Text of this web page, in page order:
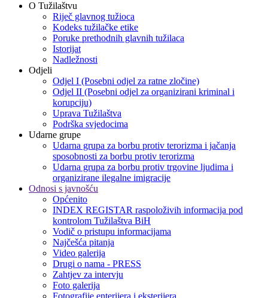
O Tužilaštvu
Riječ glavnog tužioca
Kodeks tužilačke etike
Poruke prethodnih glavnih tužilaca
Istorijat
Nadležnosti
Odjeli
Odjel I (Posebni odjel za ratne zločine)
Odjel II (Posebni odjel za organizirani kriminal i
korupciju)
Uprava Tužilaštva
Podrška svjedocima
Udarne grupe
Udarna grupa za borbu protiv terorizma i jačanja
sposobnosti za borbu protiv terorizma
Udarna grupa za borbu protiv trgovine ljudima i
organizirane ilegalne imigracije
Odnosi s javnošću
Općenito
INDEX REGISTAR raspoloživih informacija pod
kontrolom Tužilaštva BiH
Vodič o pristupu informacijama
Najčešća pitanja
Video galerija
Drugi o nama - PRESS
Zahtjev za intervju
Foto galerija